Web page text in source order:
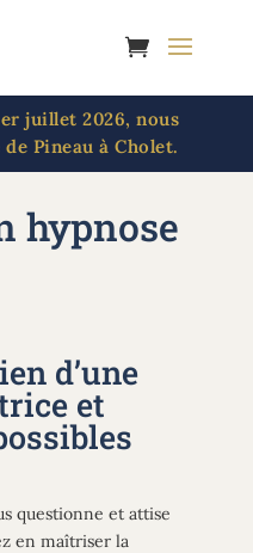
juillet 2026, nous
Pineau à Cholet.
hypnose
d’une
et
questionne et attise
en maîtriser la